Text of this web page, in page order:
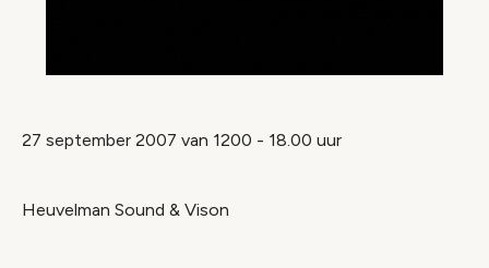
27 september 2007 van 1200 - 18.00 uur
Heuvelman Sound & Vison